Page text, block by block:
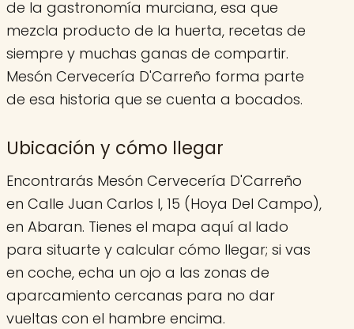
de la gastronomía murciana, esa que
mezcla producto de la huerta, recetas de
siempre y muchas ganas de compartir.
Mesón Cervecería D'Carreño forma parte
de esa historia que se cuenta a bocados.
Ubicación y cómo llegar
Encontrarás Mesón Cervecería D'Carreño
en Calle Juan Carlos I, 15 (Hoya Del Campo),
en Abaran. Tienes el mapa aquí al lado
para situarte y calcular cómo llegar; si vas
en coche, echa un ojo a las zonas de
aparcamiento cercanas para no dar
vueltas con el hambre encima.